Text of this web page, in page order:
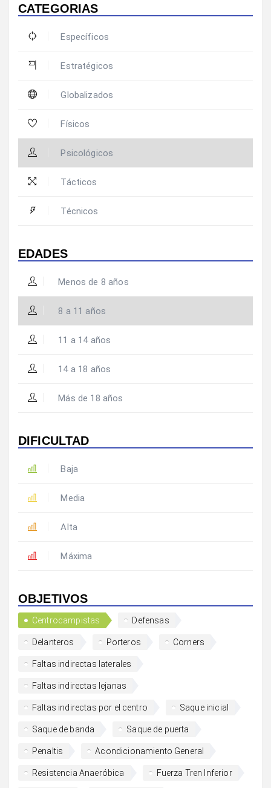
CATEGORIAS
Específicos
Estratégicos
Globalizados
Físicos
Psicológicos
Tácticos
Técnicos
EDADES
Menos de 8 años
8 a 11 años
11 a 14 años
14 a 18 años
Más de 18 años
DIFICULTAD
Baja
Media
Alta
Máxima
OBJETIVOS
Centrocampistas Defensas
Delanteros Porteros Corners
Faltas indirectas laterales
Faltas indirectas lejanas
Faltas indirectas por el centro Saque inicial
Saque de banda Saque de puerta
Penaltis Acondicionamiento General
Resistencia Anaeróbica Fuerza Tren Inferior